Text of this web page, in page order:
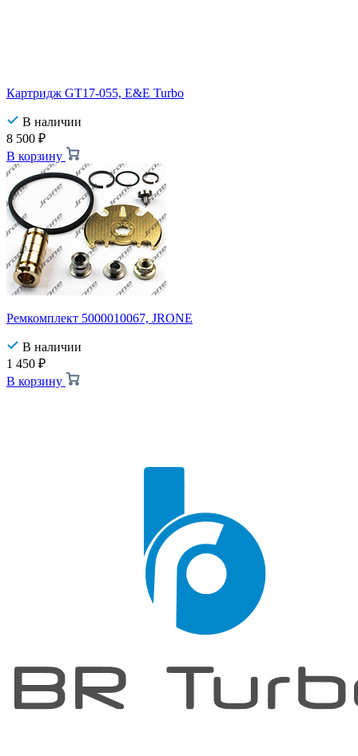
Картридж GT17-055, E&E Turbo
В наличии
8 500 ₽
В корзину
Ремкомплект 5000010067, JRONE
В наличии
1 450 ₽
В корзину